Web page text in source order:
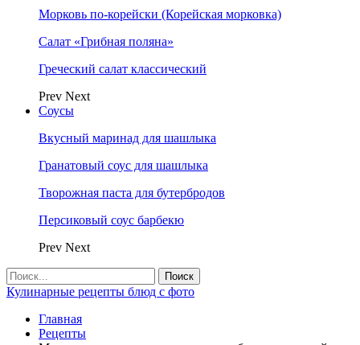
Морковь по-корейски (Корейская морковка)
Салат «Грибная поляна»
Греческий салат классический
Prev Next
Соусы
Вкусный маринад для шашлыка
Гранатовый соус для шашлыка
Творожная паста для бутербродов
Персиковый соус барбекю
Prev Next
Кулинарные рецепты блюд с фото
Главная
Рецепты